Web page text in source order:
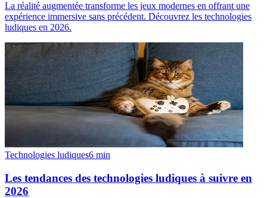
La réalité augmentée transforme les jeux modernes en offrant une
expérience immersive sans précédent. Découvrez les technologies
ludiques en 2026.
Technologies ludiques6 min
Les tendances des technologies ludiques à suivre en
2026